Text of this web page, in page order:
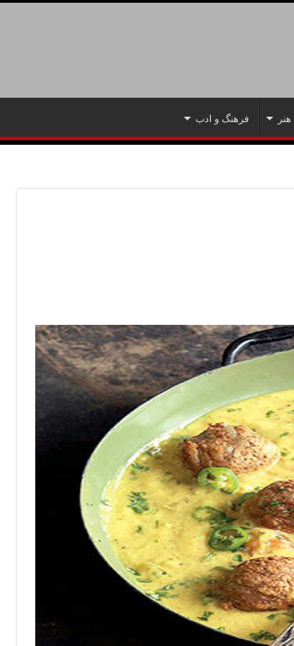
هنر فرهنگ و ادب